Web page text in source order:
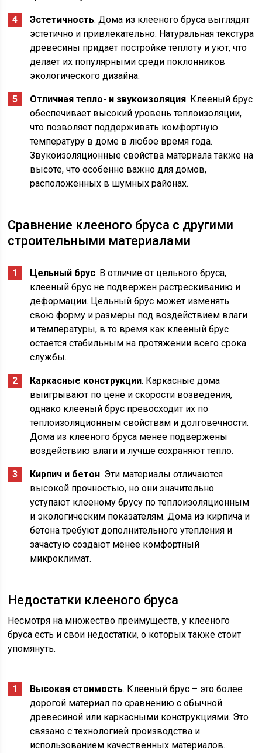
Эстетичность. Дома из клееного бруса выглядят
эстетично и привлекательно. Натуральная текстура
древесины придает постройке теплоту и уют, что
делает их популярными среди поклонников
экологического дизайна.
Отличная тепло- и звукоизоляция. Клееный брус
обеспечивает высокий уровень теплоизоляции,
что позволяет поддерживать комфортную
температуру в доме в любое время года.
Звукоизоляционные свойства материала также на
высоте, что особенно важно для домов,
расположенных в шумных районах.
Сравнение клееного бруса с другими
строительными материалами
Цельный брус. В отличие от цельного бруса,
клееный брус не подвержен растрескиванию и
деформации. Цельный брус может изменять
свою форму и размеры под воздействием влаги
и температуры, в то время как клееный брус
остается стабильным на протяжении всего срока
службы.
Каркасные конструкции. Каркасные дома
выигрывают по цене и скорости возведения,
однако клееный брус превосходит их по
теплоизоляционным свойствам и долговечности.
Дома из клееного бруса менее подвержены
воздействию влаги и лучше сохраняют тепло.
Кирпич и бетон. Эти материалы отличаются
высокой прочностью, но они значительно
уступают клееному брусу по теплоизоляционным
и экологическим показателям. Дома из кирпича и
бетона требуют дополнительного утепления и
зачастую создают менее комфортный
микроклимат.
Недостатки клееного бруса
Несмотря на множество преимуществ, у клееного
бруса есть и свои недостатки, о которых также стоит
упомянуть.
Высокая стоимость. Клееный брус – это более
дорогой материал по сравнению с обычной
древесиной или каркасными конструкциями. Это
связано с технологией производства и
использованием качественных материалов.